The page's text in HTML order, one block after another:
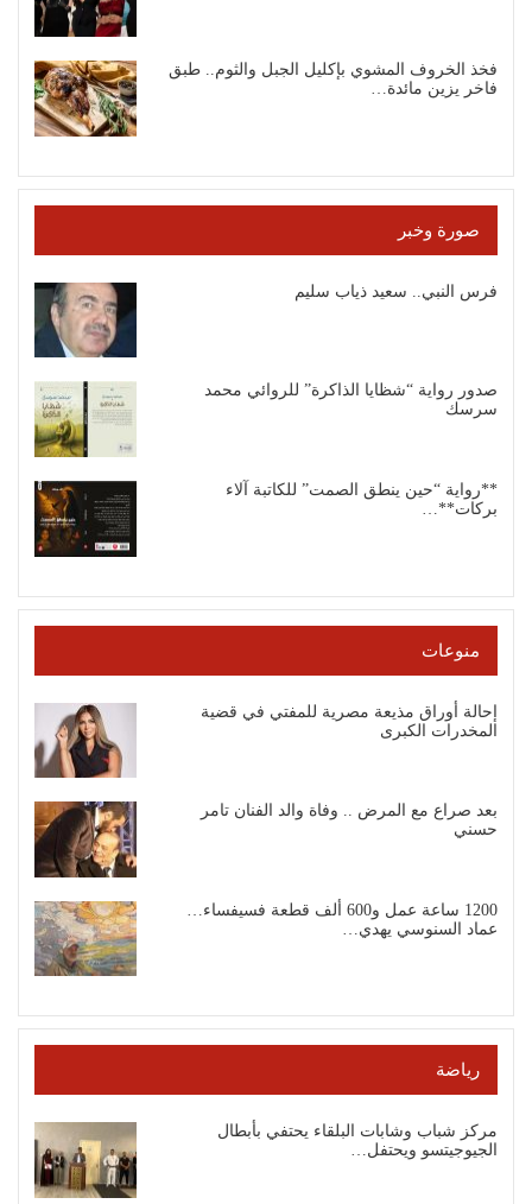
فخذ الخروف المشوي بإكليل الجبل والثوم.. طبق
فاخر يزين مائدة…
صورة وخبر
فرس النبي.. سعيد ذياب سليم
صدور رواية “شظايا الذاكرة” للروائي محمد
سرسك
**رواية “حين ينطق الصمت” للكاتبة آلاء
بركات**…
منوعات
إحالة أوراق مذيعة مصرية للمفتي في قضية
المخدرات الكبرى
بعد صراع مع المرض .. وفاة والد الفنان تامر
حسني
1200 ساعة عمل و600 ألف قطعة فسيفساء…
عماد السنوسي يهدي…
رياضة
مركز شباب وشابات البلقاء يحتفي بأبطال
الجيوجيتسو ويحتفل…